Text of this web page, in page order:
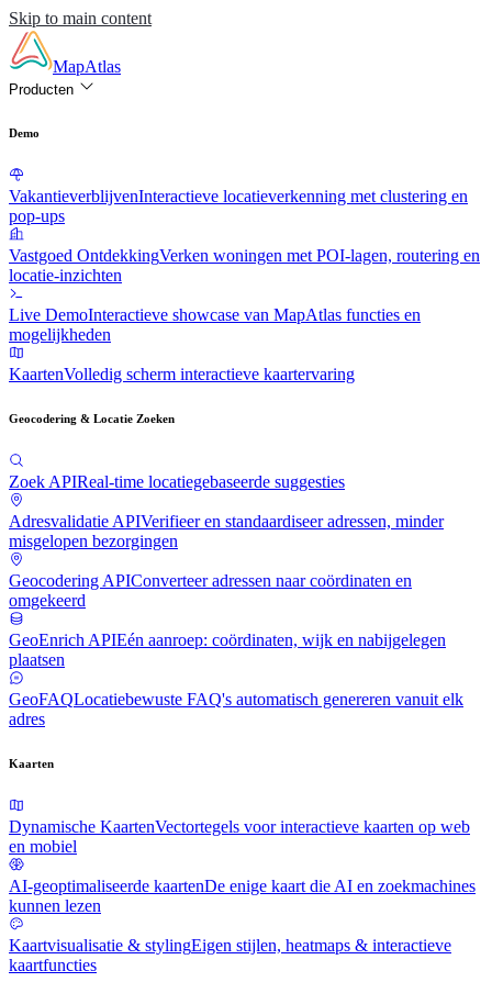
Skip to main content
MapAtlas
Producten
Demo
VakantieverblijvenInteractieve locatieverkenning met clustering en
pop-ups
Vastgoed OntdekkingVerken woningen met POI-lagen, routering en
locatie-inzichten
Live DemoInteractieve showcase van MapAtlas functies en
mogelijkheden
KaartenVolledig scherm interactieve kaartervaring
Geocodering & Locatie Zoeken
Zoek APIReal-time locatiegebaseerde suggesties
Adresvalidatie APIVerifieer en standaardiseer adressen, minder
misgelopen bezorgingen
Geocodering APIConverteer adressen naar coördinaten en
omgekeerd
GeoEnrich APIEén aanroep: coördinaten, wijk en nabijgelegen
plaatsen
GeoFAQLocatiebewuste FAQ's automatisch genereren vanuit elk
adres
Kaarten
Dynamische KaartenVectortegels voor interactieve kaarten op web
en mobiel
AI-geoptimaliseerde kaartenDe enige kaart die AI en zoekmachines
kunnen lezen
Kaartvisualisatie & stylingEigen stijlen, heatmaps & interactieve
kaartfuncties